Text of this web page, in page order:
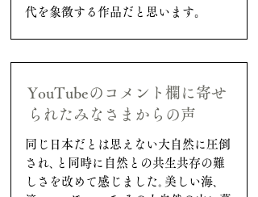
代を象徴する作品だと思います。
YouTubeのコメント欄に寄せ
られたみなさまからの声
同じ日本だとは思えない大自然に圧倒
され､と同時に自然との共生共存の難
しさを改めて感じました｡美しい海､